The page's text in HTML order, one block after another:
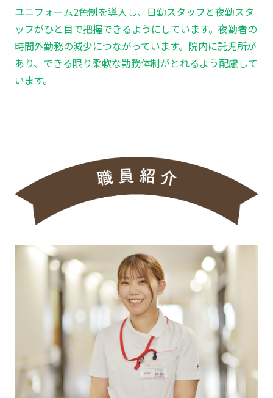
ユニフォーム2色制を導入し、日勤スタッフと夜勤スタ
ッフがひと目で把握できるようにしています。夜勤者の
時間外勤務の減少につながっています。院内に託児所が
あり、できる限り柔軟な勤務体制がとれるよう配慮して
います。